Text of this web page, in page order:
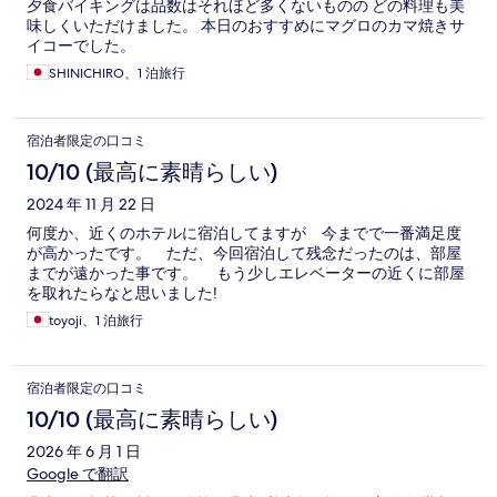
夕食バイキングは品数はそれほど多くないものの どの料理も美
味しくいただけました。 本日のおすすめにマグロのカマ焼きサ
イコーでした。
SHINICHIRO、1 泊旅行
宿泊者限定の口コミ
10/10 (最高に素晴らしい)
2024 年 11 月 22 日
何度か、近くのホテルに宿泊してますが 今までで一番満足度
が高かったです。 ただ、今回宿泊して残念だったのは、部屋
までが遠かった事です。 もう少しエレベーターの近くに部屋
を取れたらなと思いました!
toyoji、1 泊旅行
宿泊者限定の口コミ
10/10 (最高に素晴らしい)
2026 年 6 月 1 日
Google で翻訳